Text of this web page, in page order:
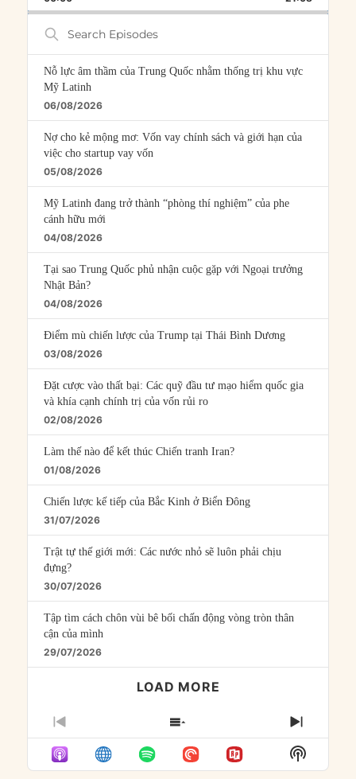
Search
Episodes
Nỗ lực âm thầm của Trung Quốc nhằm thống trị khu vực
Mỹ Latinh
06/08/2026
Nợ cho kẻ mộng mơ: Vốn vay chính sách và giới hạn của
việc cho startup vay vốn
05/08/2026
Mỹ Latinh đang trở thành “phòng thí nghiệm” của phe
cánh hữu mới
04/08/2026
Tại sao Trung Quốc phủ nhận cuộc gặp với Ngoại trưởng
Nhật Bản?
04/08/2026
Điểm mù chiến lược của Trump tại Thái Bình Dương
03/08/2026
Đặt cược vào thất bại: Các quỹ đầu tư mạo hiểm quốc gia
và khía cạnh chính trị của vốn rủi ro
02/08/2026
Làm thế nào để kết thúc Chiến tranh Iran?
01/08/2026
Chiến lược kế tiếp của Bắc Kinh ở Biển Đông
31/07/2026
Trật tự thế giới mới: Các nước nhỏ sẽ luôn phải chịu
đựng?
30/07/2026
Tập tìm cách chôn vùi bê bối chấn động vòng tròn thân
cận của mình
29/07/2026
LOAD MORE
PREVIOUS
EPISODE
SHOW
EPISODES
LIST
NEXT
Show
Podcast